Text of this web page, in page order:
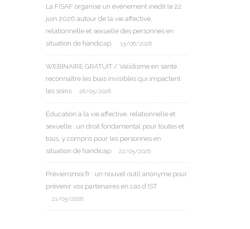
La FISAF organise un événement inédit le 22
juin 2026 autour de la vie affective,
relationnelle et sexuelle des personnes en
situation de handicap.
15/06/2026
WEBINAIRE GRATUIT / Validisme en santé :
reconnaître les biais invisibles qui impactent
les soins
26/05/2026
Éducation à la vie affective, relationnelle et
sexuelle : un droit fondamental pour toutes et
tous, y compris pour les personnes en
situation de handicap
22/05/2026
Préviensmoi.fr : un nouvel outil anonyme pour
prévenir vos partenaires en cas d’IST
21/05/2026